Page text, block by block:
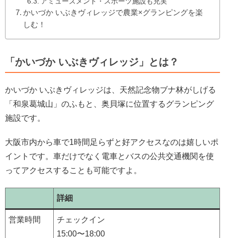
かいづか いぶきヴィレッジで農業×グランピングを楽
しむ！
「かいづか いぶきヴィレッジ」とは？
かいづか いぶきヴィレッジは、天然記念物ブナ林がしげる
「和泉葛城山」のふもと、奥貝塚に位置するグランピング
施設です。
大阪市内から車で1時間足らずと好アクセスなのは嬉しいポ
イントです。車だけでなく電車とバスの公共交通機関を使
ってアクセスすることも可能ですよ。
詳細
営業時間
チェックイン
15:00〜18:00